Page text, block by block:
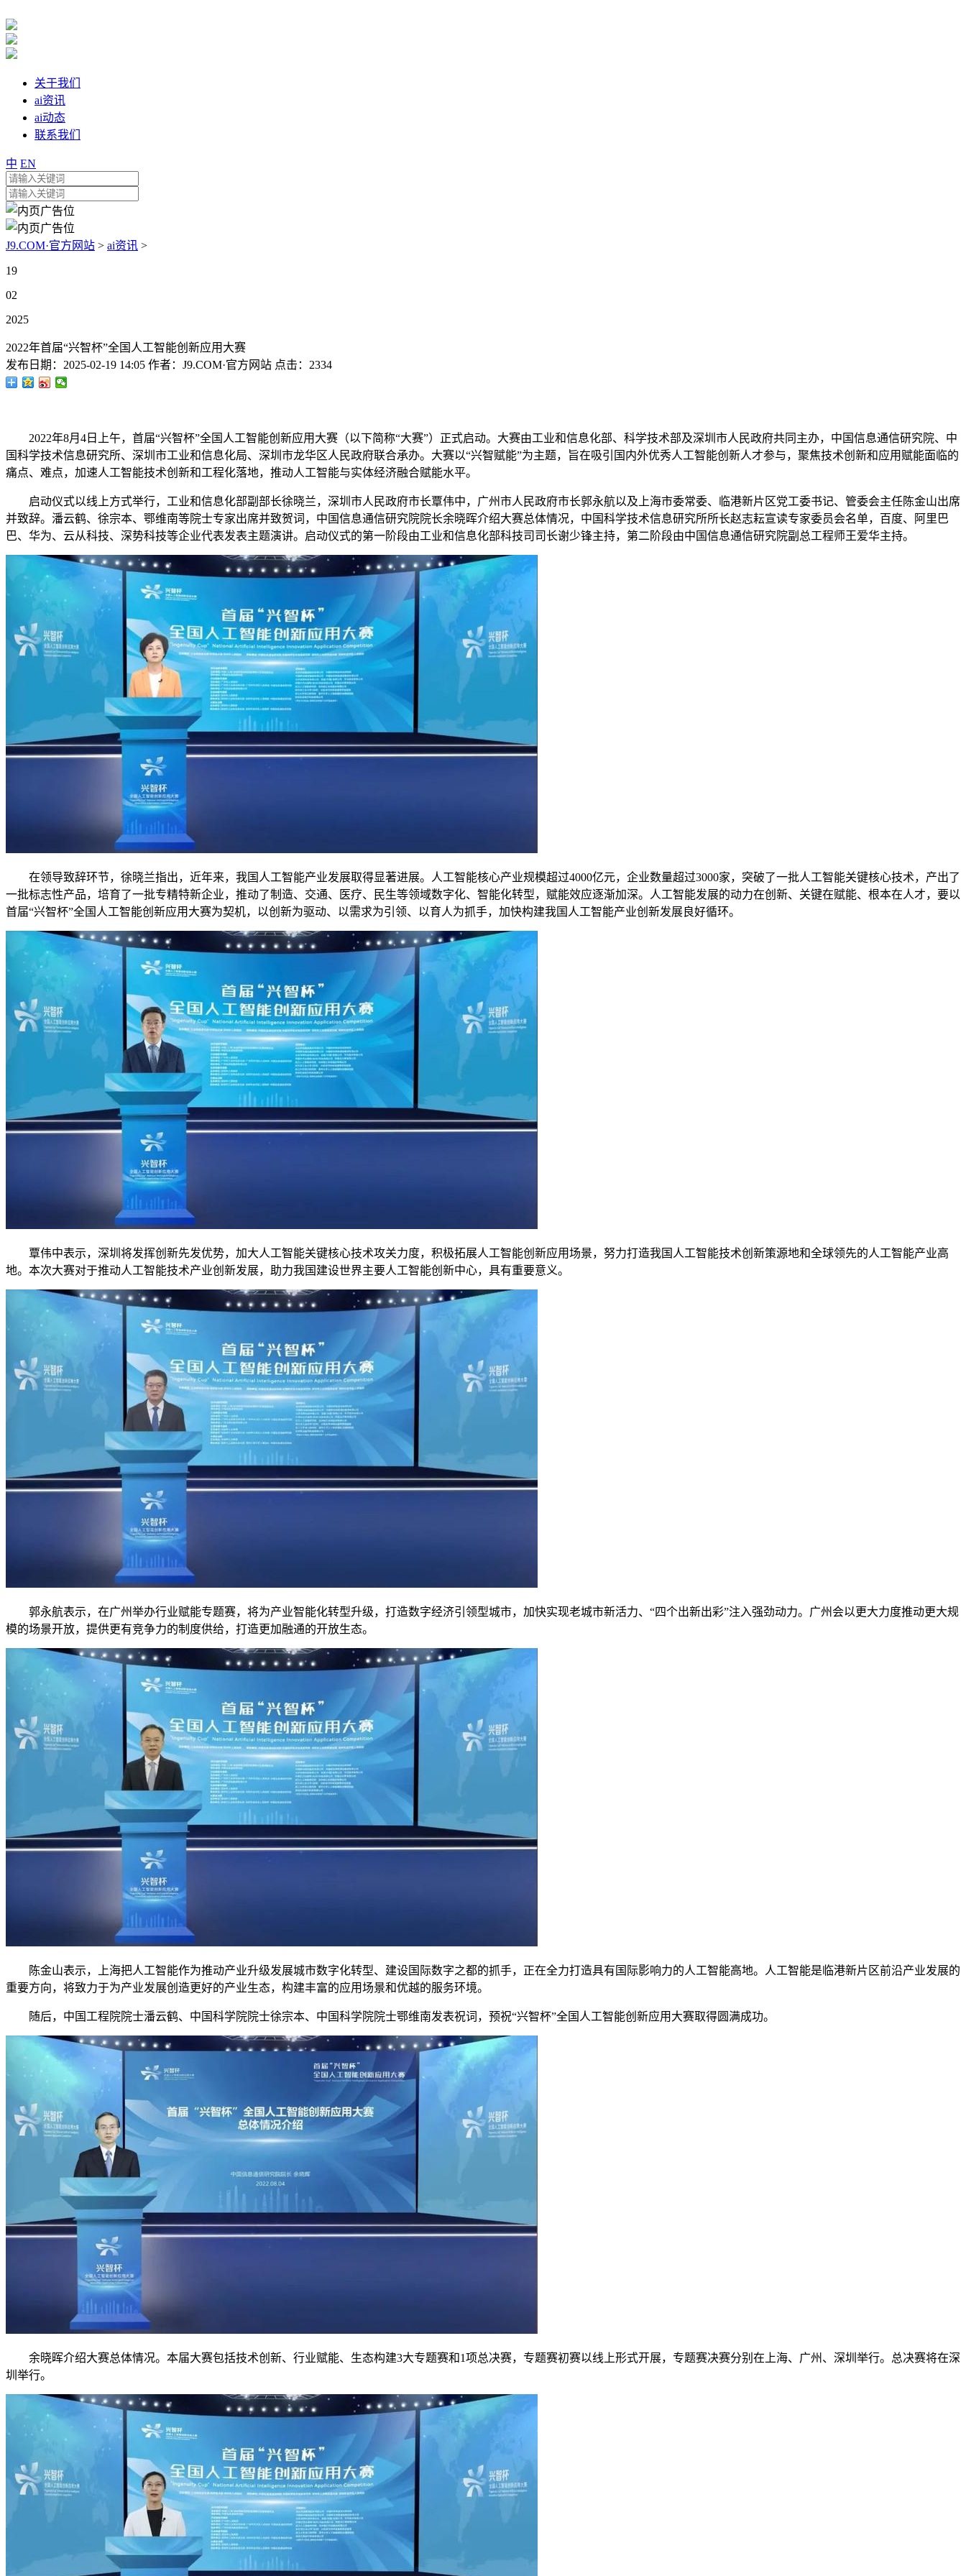
关于我们
ai资讯
ai动态
联系我们
中 EN
J9.COM·官方网站 > ai资讯 >
19
02
2025
2022年首届“兴智杯”全国人工智能创新应用大赛
发布日期： 2025-02-19 14:05 作者： J9.COM·官方网站 点击： 2334
2022年8月4日上午，首届“兴智杯”全国人工智能创新应用大赛（以下简称“大赛”）正式启动。大赛由工业和信息化部、科学技术部及深圳市人民政府共同主办，中国信息通信研究院、中
国科学技术信息研究所、深圳市工业和信息化局、深圳市龙华区人民政府联合承办。大赛以“兴智赋能”为主题，旨在吸引国内外优秀人工智能创新人才参与，聚焦技术创新和应用赋能面临的
痛点、难点，加速人工智能技术创新和工程化落地，推动人工智能与实体经济融合赋能水平。
启动仪式以线上方式举行，工业和信息化部副部长徐晓兰，深圳市人民政府市长覃伟中，广州市人民政府市长郭永航以及上海市委常委、临港新片区党工委书记、管委会主任陈金山出席
并致辞。潘云鹤、徐宗本、鄂维南等院士专家出席并致贺词，中国信息通信研究院院长余晓晖介绍大赛总体情况，中国科学技术信息研究所所长赵志耘宣读专家委员会名单，百度、阿里巴
巴、华为、云从科技、深势科技等企业代表发表主题演讲。启动仪式的第一阶段由工业和信息化部科技司司长谢少锋主持，第二阶段由中国信息通信研究院副总工程师王爱华主持。
在领导致辞环节，徐晓兰指出，近年来，我国人工智能产业发展取得显著进展。人工智能核心产业规模超过4000亿元，企业数量超过3000家，突破了一批人工智能关键核心技术，产出了
一批标志性产品，培育了一批专精特新企业，推动了制造、交通、医疗、民生等领域数字化、智能化转型，赋能效应逐渐加深。人工智能发展的动力在创新、关键在赋能、根本在人才，要以
首届“兴智杯”全国人工智能创新应用大赛为契机，以创新为驱动、以需求为引领、以育人为抓手，加快构建我国人工智能产业创新发展良好循环。
覃伟中表示，深圳将发挥创新先发优势，加大人工智能关键核心技术攻关力度，积极拓展人工智能创新应用场景，努力打造我国人工智能技术创新策源地和全球领先的人工智能产业高
地。本次大赛对于推动人工智能技术产业创新发展，助力我国建设世界主要人工智能创新中心，具有重要意义。
郭永航表示，在广州举办行业赋能专题赛，将为产业智能化转型升级，打造数字经济引领型城市，加快实现老城市新活力、“四个出新出彩”注入强劲动力。广州会以更大力度推动更大规
模的场景开放，提供更有竞争力的制度供给，打造更加融通的开放生态。
陈金山表示，上海把人工智能作为推动产业升级发展城市数字化转型、建设国际数字之都的抓手，正在全力打造具有国际影响力的人工智能高地。人工智能是临港新片区前沿产业发展的
重要方向，将致力于为产业发展创造更好的产业生态，构建丰富的应用场景和优越的服务环境。
随后，中国工程院院士潘云鹤、中国科学院院士徐宗本、中国科学院院士鄂维南发表祝词，预祝“兴智杯”全国人工智能创新应用大赛取得圆满成功。
余晓晖介绍大赛总体情况。本届大赛包括技术创新、行业赋能、生态构建3大专题赛和1项总决赛，专题赛初赛以线上形式开展，专题赛决赛分别在上海、广州、深圳举行。总决赛将在深
圳举行。